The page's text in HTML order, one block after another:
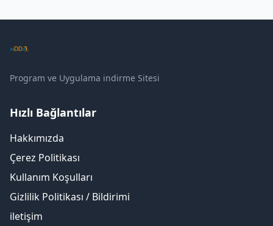
Program ve Uygulama indirme Sitesi
Hızlı Bağlantılar
Hakkımızda
Çerez Politikası
Kullanım Koşulları
Gizlilik Politikası / Bildirimi
iletişim